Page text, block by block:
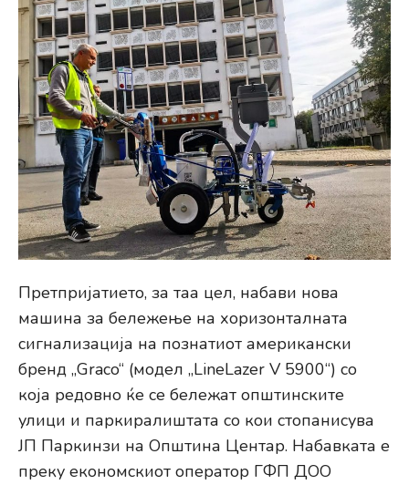
Претпријатието, за таа цел, набави нова
машина за бележење на хоризонталната
сигнализација на познатиот американски
бренд „Graco“ (модел „LineLazer V 5900“) со
која редовно ќе се бележат општинските
улици и паркиралиштата со кои стопанисува
ЈП Паркинзи на Општина Центар. Набавката е
преку економскиот оператор ГФП ДОО